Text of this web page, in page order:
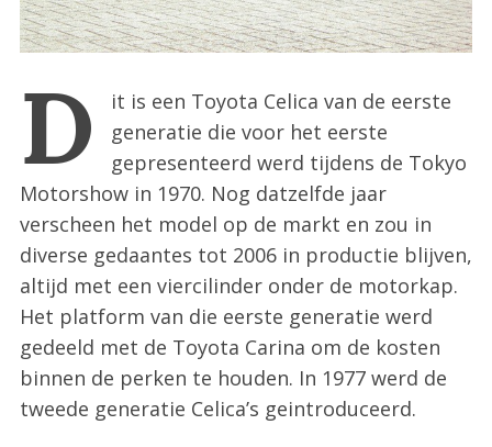
D
it is een Toyota Celica van de eerste
generatie die voor het eerste
gepresenteerd werd tijdens de Tokyo
Motorshow in 1970. Nog datzelfde jaar
verscheen het model op de markt en zou in
diverse gedaantes tot 2006 in productie blijven,
altijd met een viercilinder onder de motorkap.
Het platform van die eerste generatie werd
gedeeld met de Toyota Carina om de kosten
binnen de perken te houden. In 1977 werd de
tweede generatie Celica’s geintroduceerd.